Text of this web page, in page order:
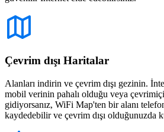
Çevrim dışı Haritalar
Alanları indirin ve çevrim dışı gezinin.
mobil verinin pahalı olduğu veya çevrimiçi
gidiyorsanız, WiFi Map'ten bir alanı
kaydedebilir ve çevrim dışı olduğunuzda